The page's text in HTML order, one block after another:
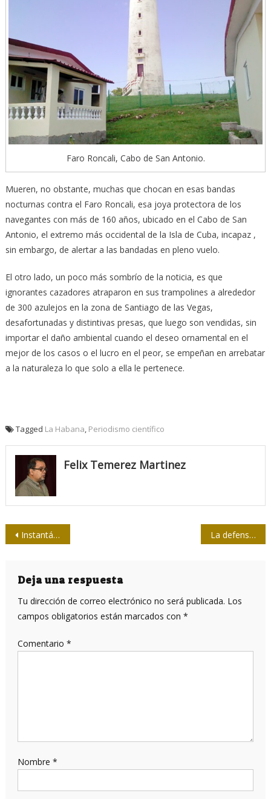
Faro Roncali, Cabo de San Antonio.
Mueren, no obstante, muchas que chocan en esas bandas
nocturnas contra el Faro Roncali, esa joya protectora de los
navegantes con más de 160 años, ubicado en el Cabo de San
Antonio, el extremo más occidental de la Isla de Cuba, incapaz ,
sin embargo, de alertar a las bandadas en pleno vuelo.
El otro lado, un poco más sombrío de la noticia, es que
ignorantes cazadores atraparon en sus trampolines a alrededor
de 300 azulejos en la zona de Santiago de las Vegas,
desafortunadas y distintivas presas, que luego son vendidas, sin
importar el daño ambiental cuando el deseo ornamental en el
mejor de los casos o el lucro en el peor, se empeñan en arrebatar
a la naturaleza lo que solo a ella le pertenece.
Tagged La Habana, Periodismo científico
Felix Temerez Martinez
Navegación
entradas
Instantáneas de la jornada final del XIII Encuentro Iberoamericano de Género y Comunicación La defensa de la cultura significa la salvaguarda de la nación
Deja una respuesta
Tu dirección de correo electrónico no será publicada. Los
campos obligatorios están marcados con *
Comentario *
Nombre *